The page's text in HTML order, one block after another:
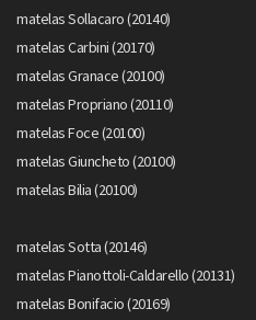
matelas Sollacaro (20140)
matelas Carbini (20170)
matelas Granace (20100)
matelas Propriano (20110)
matelas Foce (20100)
matelas Giuncheto (20100)
matelas Bilia (20100)
matelas Sotta (20146)
matelas Pianottoli-Caldarello (20131)
matelas Bonifacio (20169)